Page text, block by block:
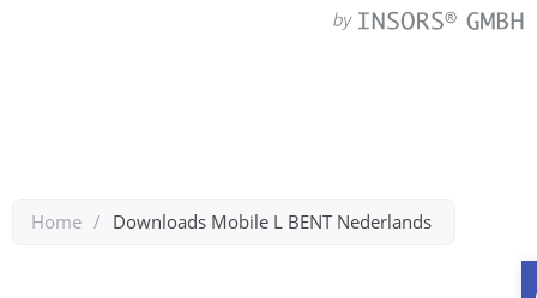
Home / Downloads Mobile L BENT Nederlands ​